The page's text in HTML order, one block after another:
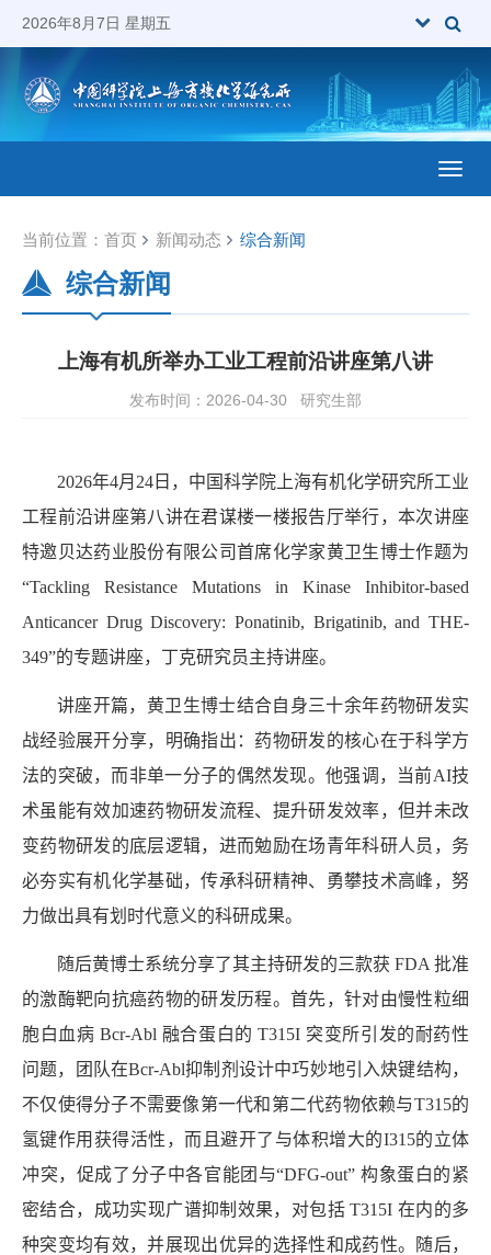
2026年8月7日 星期五
当前位置： 首页 新闻动态 综合新闻
综合新闻
上海有机所举办工业工程前沿讲座第八讲
发布时间：2026-04-30 研究生部
2026年4月 24 日，中国科学院上海有机化学研究所工业
工程前沿讲座第八讲在君谋楼一楼报告厅举行，本次讲座
特邀贝达药业股份有限公司首席化学家黄卫生博士作题为
“Tackling Resistance Mutations in Kinase Inhibitor-based
Anticancer Drug Discovery: Ponatinib, Brigatinib, and THE-
349”的专题讲座， 丁克研究员主持讲座。
讲座开篇，黄卫生博士结合自身三十余年药物研发实
战经验展开分享，明确指出：药物研发的核心在于科学方
法的突破，而非单一分子的偶然发现。他强调，当前AI技
术虽能有效加速药物研发流程、提升研发效率，但并未改
变药物研发的底层逻辑，进而勉励在场青年科研人员，务
必夯实有机化学基础，传承科研精神、勇攀技术高峰，努
力做出具有划时代意义的科研成果。
随后黄博士系统分享了其主持研发的三款获 FDA 批准
的激酶靶向抗癌药物的研发历程。首先，针对由慢性粒细
胞白血病Bcr-Abl 融合蛋白的T315I 突变所引发的耐药性
问题，团队在Bcr-Abl抑制剂设计中巧妙地引入炔键结构，
不仅使得分子不需要像第一代和第二代药物依赖与T315的
氢键作用获得活性，而且避开了与体积增大的I315的立体
冲突，促成了分子中各官能团与“DFG-out”构象蛋白的紧
密结合，成功实现广谱抑制效果，对包括T315I 在内的多
种突变均有效，并展现出优异的选择性和成药性。随后，